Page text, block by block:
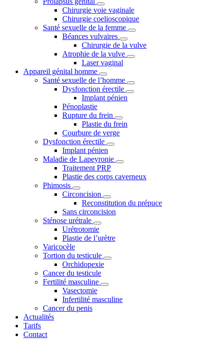
Chirurgie voie vaginale
Chirurgie coelioscopique
Santé sexuelle de la femme
Béances vulvaires
Chirurgie de la vulve
Atrophie de la vulve
Laser vaginal
Appareil génital homme
Santé sexuelle de l’homme
Dysfonction érectile
Implant pénien
Pénoplastie
Rupture du frein
Plastie du frein
Courbure de verge
Dysfonction érectile
Implant pénien
Maladie de Lapeyronie
Traitement PRP
Plastie des corps caverneux
Phimosis
Circoncision
Reconstitution du prépuce
Sans circoncision
Sténose urétrale
Urétrotomie
Plastie de l’urètre
Varicocèle
Tortion du testicule
Orchidopexie
Cancer du testicule
Fertilité masculine
Vasectomie
Infertilité masculine
Cancer du penis
Actualités
Tarifs
Contact